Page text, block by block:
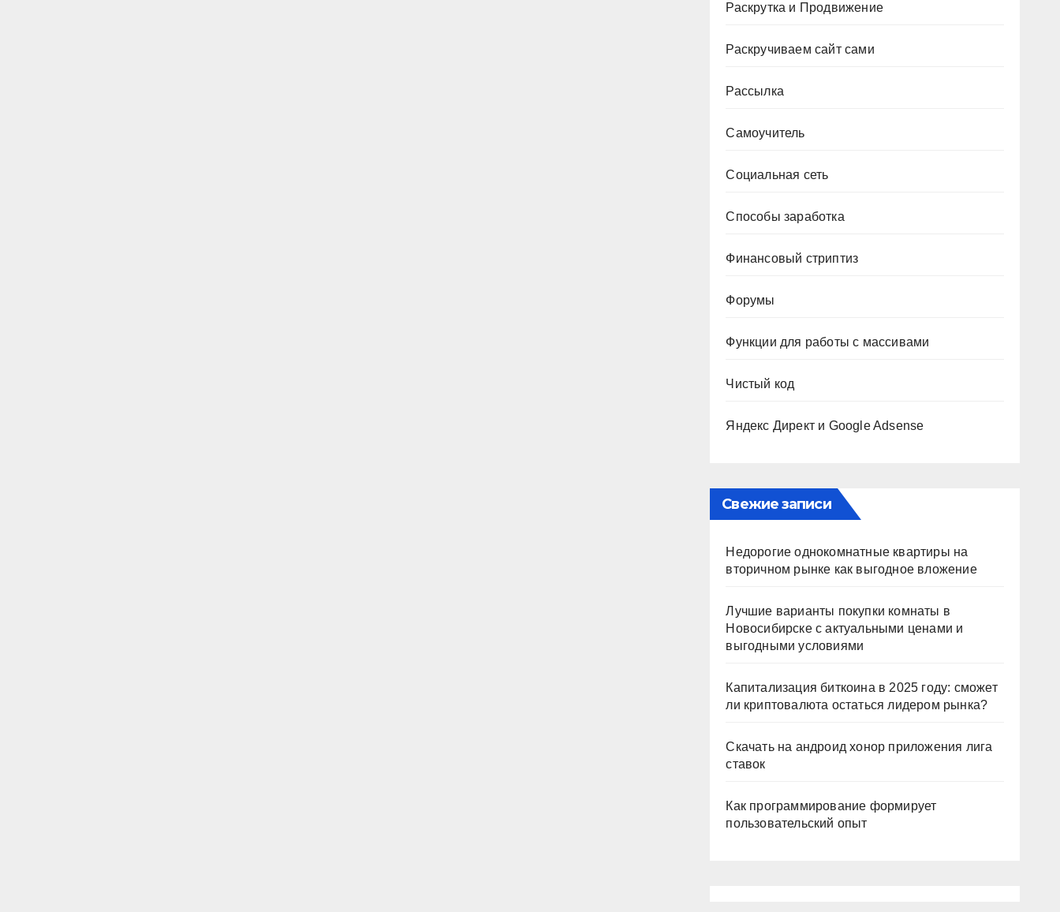
Раскрутка и Продвижение
Раскручиваем сайт сами
Рассылка
Самоучитель
Социальная сеть
Способы заработка
Финансовый стриптиз
Форумы
Функции для работы с массивами
Чистый код
Яндекс Директ и Google Adsense
Свежие записи
Недорогие однокомнатные квартиры на
вторичном рынке как выгодное вложение
Лучшие варианты покупки комнаты в
Новосибирске с актуальными ценами и
выгодными условиями
Капитализация биткоина в 2025 году: сможет
ли криптовалюта остаться лидером рынка?
Скачать на андроид хонор приложения лига
ставок
Как программирование формирует
пользовательский опыт